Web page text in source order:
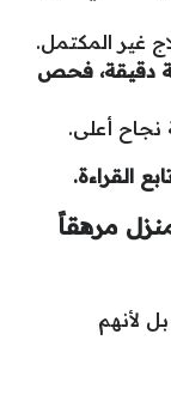
غير المكتمل.
دقيقة، فحص
نجاح أعلى.
القراءة.
مرهقاً
لأنهم